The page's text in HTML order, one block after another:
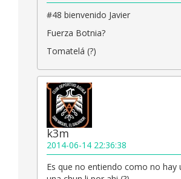
#48 bienvenido Javier
Fuerza Botnia?
Tomatelá (?)
k3m
2014-06-14 22:36:38
Es que no entiendo como no hay